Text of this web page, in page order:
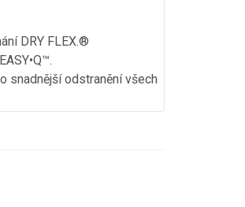
DRY FLEX.®
snadnější odstranění všech